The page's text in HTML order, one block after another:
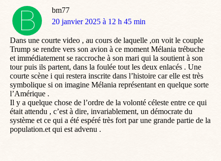
bm77
dit
20 janvier 2025 à 12 h 45 min
Dans une courte video , au cours de laquelle ,on voit le couple
Trump se rendre vers son avion à ce moment Mélania trébuche
et immédiatement se raccroche à son mari qui la soutient à son
tour puis ils partent, dans la foulée tout les deux enlacés . Une
courte scène i qui restera inscrite dans l’histoire car elle est très
symbolique si on imagine Mélania représentant en quelque sorte
l’Amérique .
Il y a quelque chose de l’ordre de la volonté céleste entre ce qui
était attendu , c’est à dire, invariablement, un démocrate du
système et ce qui a été espéré très fort par une grande partie de la
population.et qui est advenu .